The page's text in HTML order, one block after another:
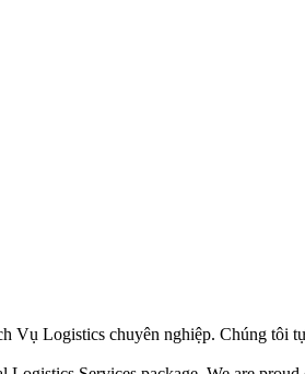
Logistics chuyên nghiệp. Chúng tôi